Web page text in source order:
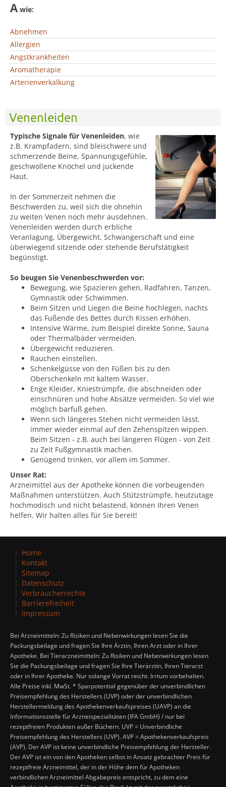
A wie:
Abnehmen
Allergien
Angstkrankheiten
Aromatherapie
Arterienverkalkung
Venenleiden
Typische Signale für Venenleiden, wie
z.B. Krampfadern, sind bleischwere und
schmerzende Beine, Spannungsgefühle,
geschwollene Knöchel und juckende
Haut.
In der Sommerzeit nehmen die
Beschwerden zu, weil sich die ohnehin
zu weiten Venen noch mehr ausdehnen.
Venenleiden werden durch erbliche
Veranlagung, Übergewicht, Schwangerschaft und eine
überwiegend sitzende oder stehende Berufstätigkeit
begünstigt.
So beugen Sie Venenbeschwerden vor:
Bewegung, wie Spazieren gehen, Radfahren, Tanzen,
Gymnastik oder Schwimmen.
Beim Sitzen und Liegen die Beine hochlegen, nachts
das Fußende des Bettes durch Kissen erhöhen.
Intensive Wärme, zum Beispiel direkte Sonne, Sauna
oder Thermalbäder vermeiden.
Übergewicht reduzieren.
Rauchen einstellen.
Schenkelgüsse von den Füßen bis zu den
Oberschenkeln mit kaltem Wasser.
Enge Kleider, Kniestrümpfe, die abschneiden oder
einschnüren und hohe Absätze vermeiden. So viel wie
möglich barfuß gehen.
Wenn sich längeres Stehen nicht vermeiden lässt,
immer wieder einmal auf den Zehenspitzen wippen.
Beim Sitzen - z.B. auch bei längeren Flügen - von Zeit
zu Zeit Fußgymnastik machen.
Genügend trinken, vor allem im Sommer.
Unser Rat:
Arzneimittel aus der Apotheke können die vorbeugenden
Maßnahmen unterstützen. Auch Stützstrümpfe, heutzutage
hochmodisch und nicht belastend, können Ihren Venen
helfen. Wir halten alles für Sie bereit!
Home
Kontakt
Sitemap
Datenschutz
Verbraucherrechte
Barrierefreiheit
Impressum
Bei Arzneimitteln: Zu Risiken und Nebenwirkungen lesen Sie die
Packungsbeilage und fragen Sie Ihre Ärztin, Ihren Arzt oder in Ihrer
Apotheke. Bei Tierarzneimitteln: Zu Risiken und Nebenwirkungen lesen
Sie die Packungsbeilage und fragen Sie Ihre Tierärztin, Ihren Tierarzt
oder in Ihrer Apotheke. Nur solange Vorrat reicht. Irrtum vorbehalten.
Alle Preise inkl. MwSt. * Sparpotential gegenüber der unverbindlichen
Preisempfehlung des Herstellers (UVP) oder der unverbindlichen
Herstellermeldung des Apothekenverkaufspreises (UAVP) an die
Informationsstelle für Arzneispezialitäten (IFA GmbH) / nur bei
rezeptfreien Produkten außer Büchern. UVP = Unverbindliche
Preisempfehlung des Herstellers (UVP). AVP = Apothekenverkaufspreis
(AVP). Der AVP ist keine unverbindliche Preisempfehlung der Hersteller.
Der AVP ist ein von den Apotheken selbst in Ansatz gebrachter Preis für
rezeptfreie Arzneimittel, der in der Höhe dem für Apotheken
verbindlichen Arzneimittel Abgabepreis entspricht, zu dem eine